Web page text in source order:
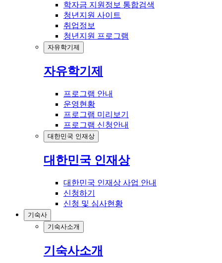
학자금 지원정보 통합검색
청년지원 사이트
취업정보
청년지원 프로그램
자유학기제
자유학기제
프로그램 안내
운영현황
프로그램 미리보기
프로그램 신청안내
대한민국 인재상
대한민국 인재상
대한민국 인재상 사업 안내
신청하기
신청 및 심사현황
기숙사
기숙사소개
기숙사소개